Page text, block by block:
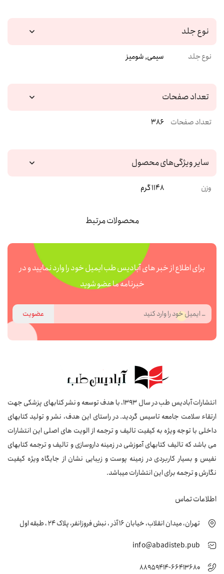
نوع جلد
نوع جلد سیمی, شومیز
تعداد صفحات
تعداد صفحات 386
سایر ویژگی‌های محصول
وزن 1148 گرم
محصولات مرتبط
برای اطلاع از خبر های آبادیس طب ایمیل خود را وارد نمایید و در
خبرنامه ما عضو شوید
عضویت
انتشارات آبادیس طب در سال 1393، با هدف توسعه و نشر کتابهای پزشکی جهت
ارتقاء سلامت جامعه تاسیس گردید. در راستای این هدف، نشر و تولید کتابهای
داخلی با توجه ویژه به کیفیت تالیف و ترجمه از الویت های اصلی این انتشارات
می باشد که تالیف کتابهای آموزشی در زمینه داروسازی و تالیف و ترجمه کتابهای
نفیس و بسیار کاربردی در زمینه پوست و زیبایی نشان از جایگاه ویژه کیفیت
نگارش و ترجمه برای این انتشارات میباشد.
اطلاعات تماس
تهران، میدان انقلاب، خیابان 16 آذر ، نبش فروزانفر، پلاک 24 ، طبقه اول
info@abadisteb.pub
88959414-66413680